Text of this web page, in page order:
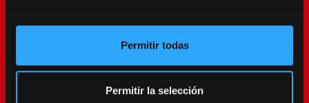
Permitir todas
Permitir la selección
Productos